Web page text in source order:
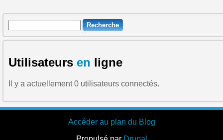
Formulaire de recherche
Recherche
Utilisateurs en ligne
Il y a actuellement 0 utilisateurs connectés.
Accéder au plan du Blog